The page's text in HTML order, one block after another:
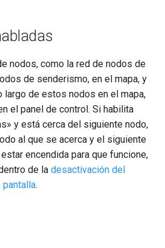
nodos, como la red de nodos de
de senderismo, en el mapa, y
largo de estos nodos en el mapa,
el panel de control. Si habilita
y está cerca del siguiente nodo,
al que se acerca y el siguiente
encendida para que funcione,
de la desactivación del
.